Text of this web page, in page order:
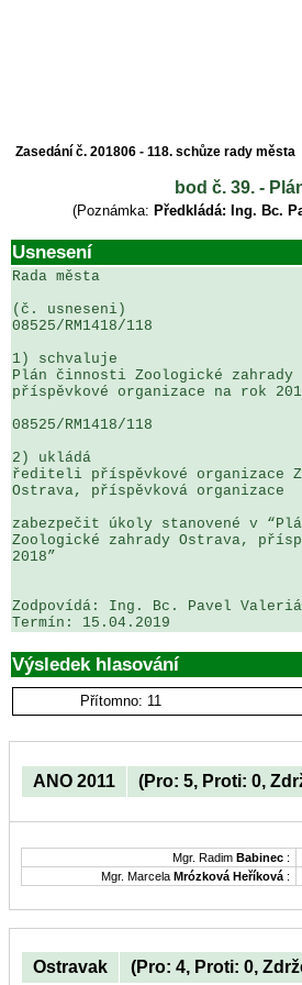
Zasedání č. 201806 - 118. schůze rady města
bod č. 39. -
(Poznámka: Předkládá: Ing. Bc.
Usnesení
Rada města
(č. usneseni)
08525/RM1418/118
1) schvaluje
Plán činnosti Zoologické zahrady
příspěvkové organizace na rok
08525/RM1418/118
2) ukládá
řediteli příspěvkové organizace
Ostrava, příspěvková organizace
zabezpečit úkoly stanovené v
Zoologické zahrady Ostrava,
2018”
Zodpovídá: Ing. Bc. Pavel
Výsledek hlasování
Přítomno: 11
ANO 2011 (Pro: 5, Proti: 0,
Mgr. Radim Babinec :
Mgr. Marcela Mrózková Heříková :
Ostravak (Pro: 4, Proti: 0,